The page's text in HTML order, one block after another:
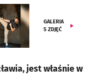
GALERIA
5 ZDJĘĆ
jest właśnie w